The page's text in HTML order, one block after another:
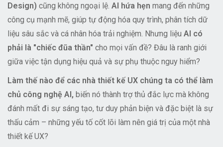
Design) cũng không ngoại lệ. AI hứa hẹn mang đến những
công cụ mạnh mẽ, giúp tự động hóa quy trình, phân tích dữ
liệu sâu sắc và cá nhân hóa trải nghiệm. Nhưng liệu AI có
phải là "chiếc đũa thần" cho mọi vấn đề? Đâu là ranh giới
giữa việc tận dụng hiệu quả và sự phụ thuộc nguy hiểm?
Làm thế nào để các nhà thiết kế UX chúng ta có thể làm
chủ công nghệ AI, biến nó thành trợ thủ đắc lực mà không
đánh mất đi sự sáng tạo, tư duy phản biện và đặc biệt là sự
thấu cảm – những yếu tố cốt lõi làm nên giá trị của một nhà
thiết kế UX?